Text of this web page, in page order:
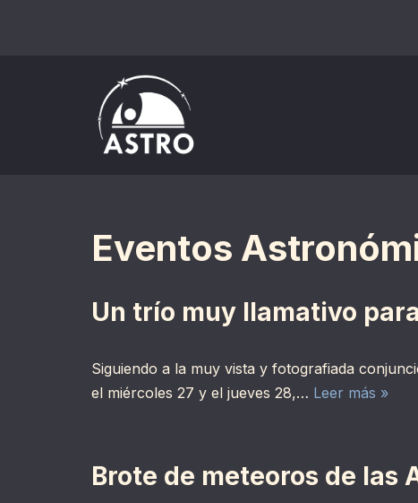
Eventos
Un trío muy llamativo
Siguiendo a la muy vista y fotografiada
el miércoles 27 y el jueves 28,… Leer más »
Brote de meteoros de las